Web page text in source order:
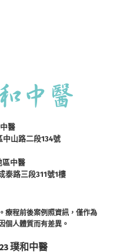
醫
山路二段134號
區中醫
泰路三段311號1樓
療程前後案例照資訊，僅作為
個人體質而有差異。
璞和中醫